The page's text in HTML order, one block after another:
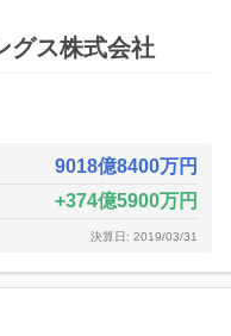
グス株式会社
9018億8400万円
374億5900万円
決算日: 2019/03/31